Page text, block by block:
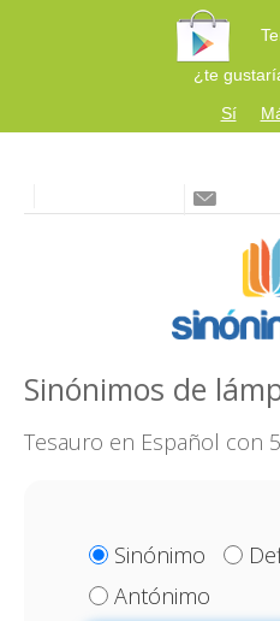
¿te
Sí
Sinónimos de
Tesauro en Español con
Sinónimo
Antónimo